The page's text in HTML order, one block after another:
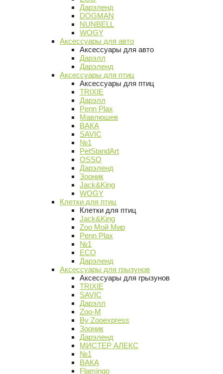
Дарэленд
DOGMAN
NUNBELL
WOGY
Аксессуары для авто
Аксессуары для авто
Дарэлл
Дарэленд
Аксессуары для птиц
Аксессуары для птиц
TRIXIE
Дарэлл
Penn Plax
Мавлюшев
ВАКА
SAVIC
№1
PetStandArt
OSSO
Дарэленд
Зооник
Jack&King
WOGY
Клетки для птиц
Клетки для птиц
Jack&King
Zoo Мой Мир
Penn Plax
№1
ECO
Дарэленд
Аксессуары для грызунов
Аксессуары для грызунов
TRIXIE
SAVIC
Дарэлл
Zoo-M
By Zooexpress
Зооник
Дарэленд
МИСТЕР АЛЕКС
№1
ВАКА
Flamingo